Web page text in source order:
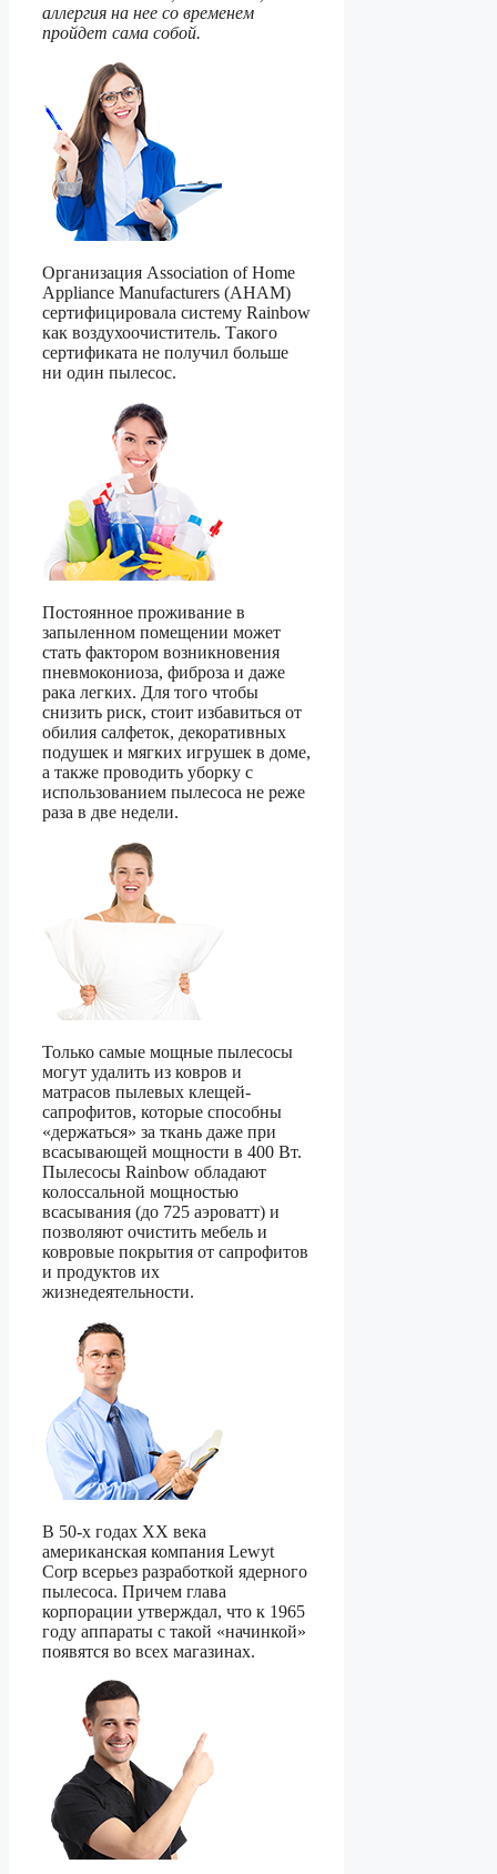
аллергия на нее со временем
пройдет сама собой.
Организация Association of Home
Appliance Manufacturers (AHAM)
сертифицировала систему Rainbow
как воздухоочиститель. Такого
сертификата не получил больше
ни один пылесос.
Постоянное проживание в
запыленном помещении может
стать фактором возникновения
пневмокониоза, фиброза и даже
рака легких. Для того чтобы
снизить риск, стоит избавиться от
обилия салфеток, декоративных
подушек и мягких игрушек в доме,
а также проводить уборку с
использованием пылесоса не реже
раза в две недели.
Только самые мощные пылесосы
могут удалить из ковров и
матрасов пылевых клещей-
сапрофитов, которые способны
«держаться» за ткань даже при
всасывающей мощности в 400 Вт.
Пылесосы Rainbow обладают
колоссальной мощностью
всасывания (до 725 аэроватт) и
позволяют очистить мебель и
ковровые покрытия от сапрофитов
и продуктов их
жизнедеятельности.
В 50-х годах XX века
американская компания Lewyt
Corp всерьез разработкой ядерного
пылесоса. Причем глава
корпорации утверждал, что к 1965
году аппараты с такой «начинкой»
появятся во всех магазинах.